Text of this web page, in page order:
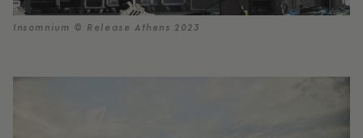
Insomnium © Release Athens 2023